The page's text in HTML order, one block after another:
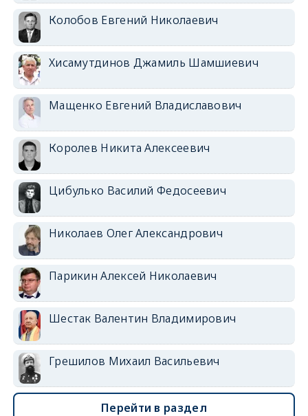
Колобов Евгений Николаевич
Хисамутдинов Джамиль Шамшиевич
Мащенко Евгений Владиславович
Королев Никита Алексеевич
Цибулько Василий Федосеевич
Николаев Олег Александрович
Парикин Алексей Николаевич
Шестак Валентин Владимирович
Грешилов Михаил Васильевич
Перейти в раздел